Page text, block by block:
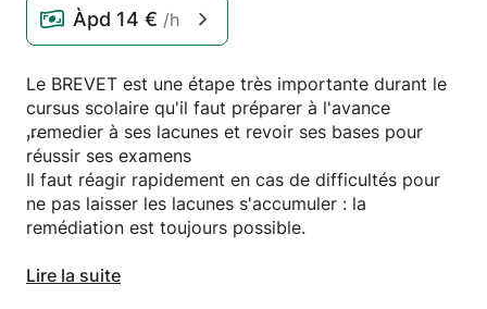
Àpd 14 € /h
Le BREVET est une étape très importante durant le
cursus scolaire qu'il faut préparer à l'avance
,remedier à ses lacunes et revoir ses bases pour
réussir ses examens
Il faut réagir rapidement en cas de difficultés pour
ne pas laisser les lacunes s'accumuler : la
remédiation est toujours possible.
Des cours particuliers de révision INDIVIDUELS et
Lire la suite